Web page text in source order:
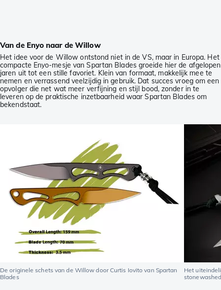
Van de Enyo naar de Willow
Het idee voor de Willow ontstond niet in de VS, maar in Europa. Het
compacte Enyo-mesje van Spartan Blades groeide hier de afgelopen
jaren uit tot een stille favoriet. Klein van formaat, makkelijk mee te
nemen en verrassend veelzijdig in gebruik. Dat succes vroeg om een
opvolger die net wat meer verfijning en stijl bood, zonder in te
leveren op de praktische inzetbaarheid waar Spartan Blades om
bekendstaat.
De originele schets van de Willow door Curtis Iovito van Spartan
Blades
Het